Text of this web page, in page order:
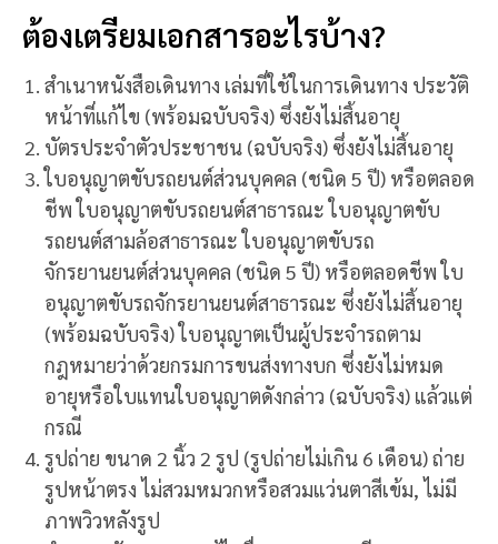
ต้องเตรียมเอกสารอะไรบ้าง?
สำเนาหนังสือเดินทาง เล่มที่ใช้ในการเดินทาง ประวัติ
หน้าที่แก้ไข (พร้อมฉบับจริง) ซึ่งยังไม่สิ้นอายุ
บัตรประจำตัวประชาชน (ฉบับจริง) ซึ่งยังไม่สิ้นอายุ
ใบอนุญาตขับรถยนต์ส่วนบุคคล (ชนิด 5 ปี) หรือตลอด
ชีพ ใบอนุญาตขับรถยนต์สาธารณะ ใบอนุญาตขับ
รถยนต์สามล้อสาธารณะ ใบอนุญาตขับรถ
จักรยานยนต์ส่วนบุคคล (ชนิด 5 ปี) หรือตลอดชีพ ใบ
อนุญาตขับรถจักรยานยนต์สาธารณะ ซึ่งยังไม่สิ้นอายุ
(พร้อมฉบับจริง) ใบอนุญาตเป็นผู้ประจำรถตาม
กฎหมายว่าด้วยกรมการขนส่งทางบก ซึ่งยังไม่หมด
อายุหรือใบแทนใบอนุญาตดังกล่าว (ฉบับจริง) แล้วแต่
กรณี
รูปถ่าย ขนาด 2 นิ้ว 2 รูป (รูปถ่ายไม่เกิน 6 เดือน) ถ่าย
รูปหน้าตรง ไม่สวมหมวกหรือสวมแว่นตาสีเข้ม, ไม่มี
ภาพวิวหลังรูป